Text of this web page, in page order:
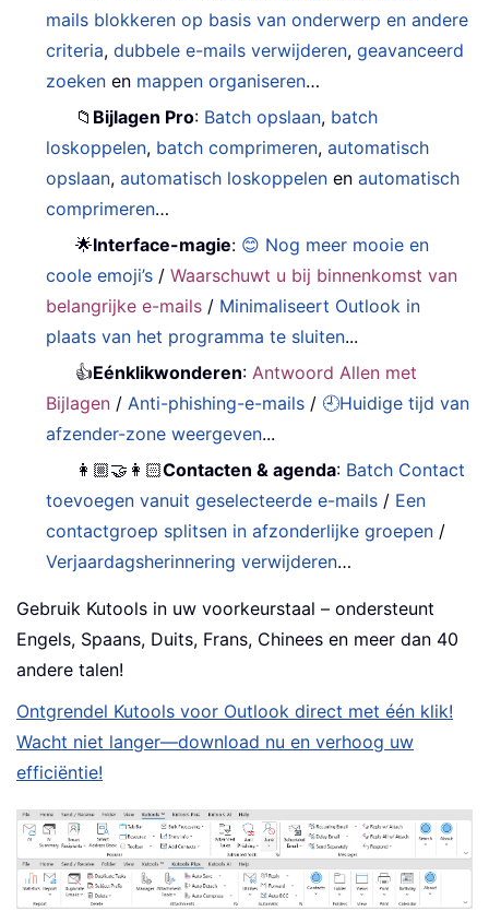
mails blokkeren op basis van onderwerp en andere
criteria,dubbele e-mails verwijderen,geavanceerd
zoeken en mappen organiseren…
📁 Bijlagen Pro: Batch opslaan, batch
loskoppelen, batch comprimeren,automatisch
opslaan,automatisch loskoppelen enautomatisch
comprimeren…
🌟Interface-magie: 😊 Nog meer mooie en
coole emoji’s /Waarschuwt u bij binnenkomst van
belangrijke e-mails / Minimaliseert Outlook in
plaats van het programma te sluiten...
👍Eénklikwonderen:Antwoord Allen met
Bijlagen /Anti-phishing-e-mails / 🕘Huidige tijd van
afzender-zone weergeven...
👩🏼‍🤝‍👩🏻Contacten & agenda: Batch Contact
toevoegen vanuit geselecteerde e-mails / Een
contactgroep splitsen in afzonderlijke groepen /
Verjaardagsherinnering verwijderen…
Gebruik Kutools in uw voorkeurstaal – ondersteunt
Engels, Spaans, Duits, Frans, Chinees en meer dan 40
andere talen!
Ontgrendel Kutools voor Outlook direct met één klik!
Wacht niet langer—download nu en verhoog uw
efficiëntie!